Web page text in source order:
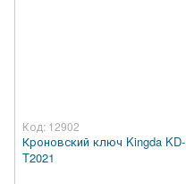
Код: 12902
Кроновский ключ Kingda KD-
T2021